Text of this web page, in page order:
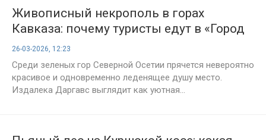
Живописный некрополь в горах
Кавказа: почему туристы едут в «Город
мертвых»?
26-03-2026, 12:23
Среди зеленых гор Северной Осетии прячется невероятно
красивое и одновременно леденящее душу место.
Издалека Даргавс выглядит как уютная...